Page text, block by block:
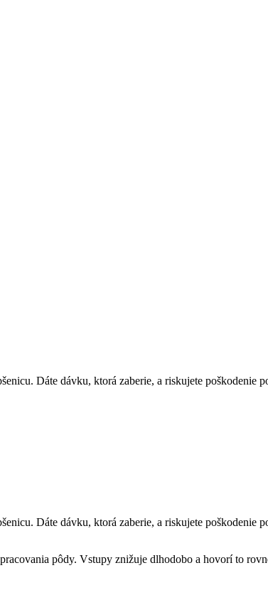
Dáte dávku, ktorá zaberie, a riskujete poškodenie
Dáte dávku, ktorá zaberie, a riskujete poškodenie
pôdy. Vstupy znižuje dlhodobo a hovorí to